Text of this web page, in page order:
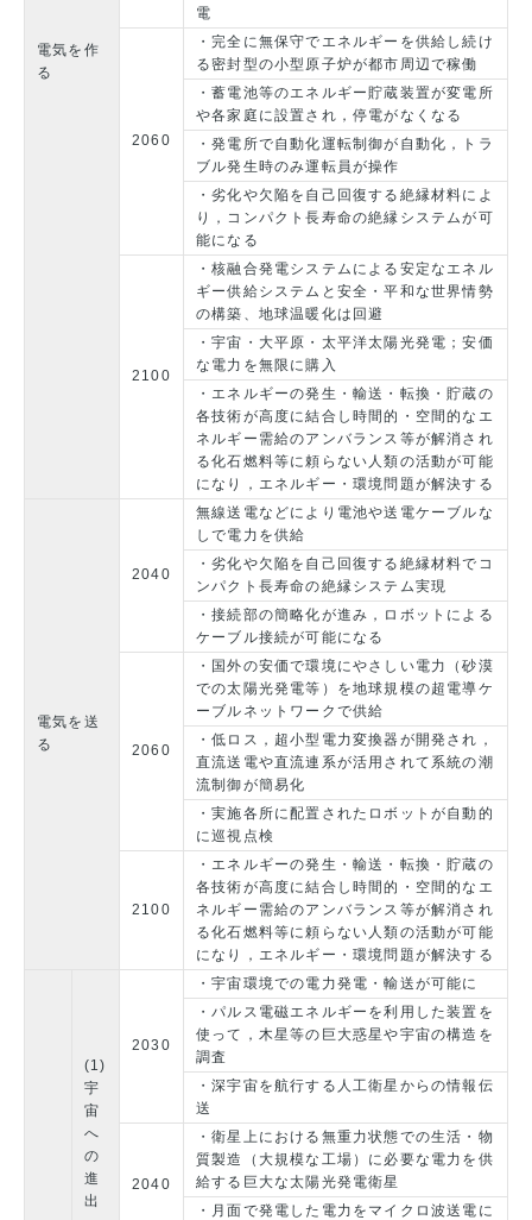
電気を作
る
電
2060
・完全に無保守でエネルギーを供給し続け
る密封型の小型原子炉が都市周辺で稼働
・蓄電池等のエネルギー貯蔵装置が変電所
や各家庭に設置され，停電がなくなる
・発電所で自動化運転制御が自動化，トラ
ブル発生時のみ運転員が操作
・劣化や欠陥を自己回復する絶縁材料によ
り，コンパクト長寿命の絶縁システムが可
能になる
2100
・核融合発電システムによる安定なエネル
ギー供給システムと安全・平和な世界情勢
の構築、地球温暖化は回避
・宇宙・大平原・太平洋太陽光発電；安価
な電力を無限に購入
・エネルギーの発生・輸送・転換・貯蔵の
各技術が高度に結合し時間的・空間的なエ
ネルギー需給のアンバランス等が解消され
る化石燃料等に頼らない人類の活動が可能
になり，エネルギー・環境問題が解決する
電気を送
る
2040
無線送電などにより電池や送電ケーブルな
しで電力を供給
・劣化や欠陥を自己回復する絶縁材料でコ
ンパクト長寿命の絶縁システム実現
・接続部の簡略化が進み，ロボットによる
ケーブル接続が可能になる
2060
・国外の安価で環境にやさしい電力（砂漠
での太陽光発電等）を地球規模の超電導ケ
ーブルネットワークで供給
・低ロス，超小型電力変換器が開発され，
直流送電や直流連系が活用されて系統の潮
流制御が簡易化
・実施各所に配置されたロボットが自動的
に巡視点検
2100
・エネルギーの発生・輸送・転換・貯蔵の
各技術が高度に結合し時間的・空間的なエ
ネルギー需給のアンバランス等が解消され
る化石燃料等に頼らない人類の活動が可能
になり，エネルギー・環境問題が解決する
(1)
宇
宙
へ
の
進
出
2030
・宇宙環境での電力発電・輸送が可能に
・パルス電磁エネルギーを利用した装置を
使って，木星等の巨大惑星や宇宙の構造を
調査
・深宇宙を航行する人工衛星からの情報伝
送
2040
・衛星上における無重力状態での生活・物
質製造（大規模な工場）に必要な電力を供
給する巨大な太陽光発電衛星
・月面で発電した電力をマイクロ波送電に